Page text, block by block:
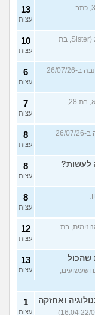
(אלירן, בן 30, כתב
13
עצות
(Sister, בת
10
עצות
(נערה, בת 16, כתבה ב-26/07/26
6
עצות
7
עצות
(.., בת 21, כתבה ב-26/07/26
8
עצות
לעשות? 8
עצות
8
עצות
בת
12
עצות
שהכול
ושעשועים,
13
עצות
ואחזקה
1
עצות